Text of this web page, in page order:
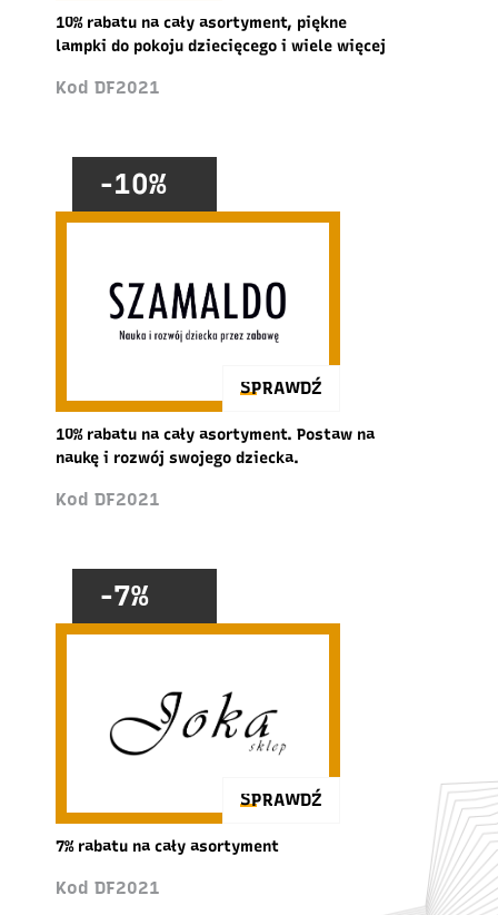
10% rabatu na cały asortyment, piękne
lampki do pokoju dziecięcego i wiele więcej
Kod DF2021
-10%
SPRAWDŹ
10% rabatu na cały asortyment. Postaw na
naukę i rozwój swojego dziecka.
Kod DF2021
-7%
SPRAWDŹ
7% rabatu na cały asortyment
Kod DF2021